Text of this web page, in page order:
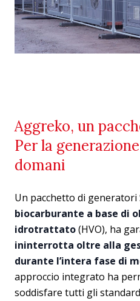
Aggreko, un
Per la
domani
Un pacchetto di generatori
biocarburante a base di
idrotrattato(HVO), ha
ininterrotta oltre alla
durante l’intera fase di
approccio integrato ha
soddisfare tutti gli